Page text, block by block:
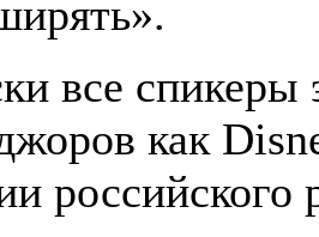
все спикеры
как